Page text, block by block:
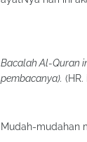
Bacalah Al-Quran
pembacanya).